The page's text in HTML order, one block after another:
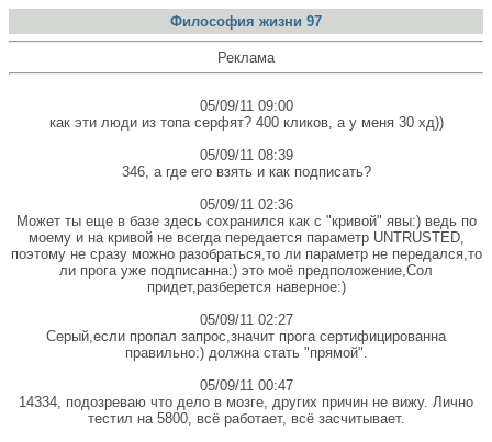
Философия жизни 97
Реклама
05/09/11 09:00
как эти люди из топа серфят? 400 кликов, а у меня 30 хд))
05/09/11 08:39
346, а где его взять и как подписать?
05/09/11 02:36
Может ты еще в базе здесь сохранился как с "кривой" явы:) ведь по
моему и на кривой не всегда передается параметр UNTRUSTED,
поэтому не сразу можно разобраться,то ли параметр не передался,то
ли прога уже подписанна:) это моё предположение,Сол
придет,разберется наверное:)
05/09/11 02:27
Серый,если пропал запрос,значит прога сертифицированна
правильно:) должна стать "прямой".
05/09/11 00:47
14334, подозреваю что дело в мозге, других причин не вижу. Лично
тестил на 5800, всё работает, всё засчитывает.